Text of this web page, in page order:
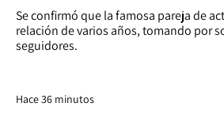
Se confirmó que la famosa pareja de
relación de varios años, tomando por
seguidores.
Hace 36 minutos